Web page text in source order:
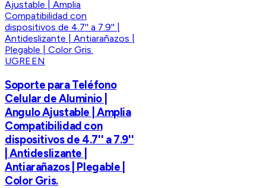
UGREEN
Soporte para Teléfono
Celular de Aluminio |
Angulo Ajustable | Amplia
Compatibilidad con
dispositivos de 4.7'' a 7.9''
| Antideslizante |
Antiarañazos | Plegable |
Color Gris.